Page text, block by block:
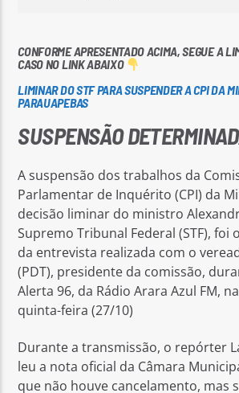
CONFORME APRESENTADO ACIMA, SEGUE A
CASO NO LINK ABAIXO
LIMINAR DO STF PARA SUSPENDER A CPI DA
PARAUAPEBAS
SUSPENSÃO
A suspensão dos trabalhos da
Parlamentar de Inquérito (CPI) da
decisão liminar do ministro
Supremo Tribunal Federal (STF), foi
da entrevista realizada com o
(PDT), presidente da comissão,
Alerta 96, da Rádio Arara Azul FM,
quinta-feira (27/10)
Durante a transmissão, o repórter
leu a nota oficial da Câmara
que não houve cancelamento, mas